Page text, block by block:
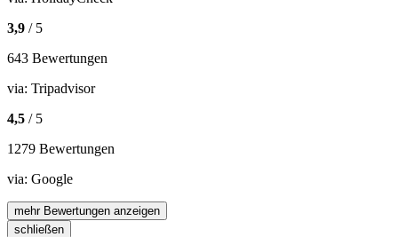
3,9 / 5
643 Bewertungen
via: Tripadvisor
4,5 / 5
1279 Bewertungen
via: Google
mehr Bewertungen anzeigen
schließen